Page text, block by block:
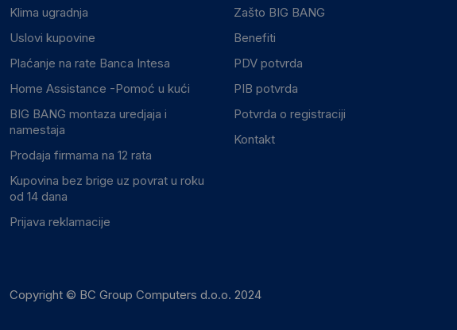
Klima ugradnja
Uslovi kupovine
Plaćanje na rate Banca Intesa
Home Assistance -Pomoć u kući
BIG BANG montaza uredjaja i
namestaja
Prodaja firmama na 12 rata
Kupovina bez brige uz povrat u roku
od 14 dana
Prijava reklamacije
Zašto BIG BANG
Benefiti
PDV potvrda
PIB potvrda
Potvrda o registraciji
Kontakt
Copyright © BC Group Computers d.o.o. 2024